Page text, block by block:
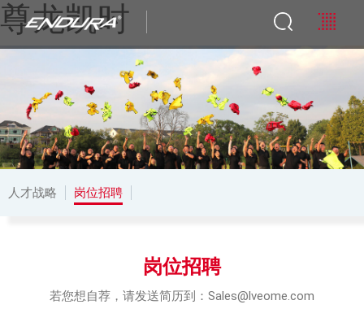
尊龙凯时
人才战略 岗位招聘
岗位招聘
若您想自荐，请发送简历到：Sales@lveome.com